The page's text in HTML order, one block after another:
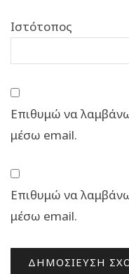
Ιστότοπος
Επιθυμώ να
μέσω email.
Επιθυμώ να
μέσω email.